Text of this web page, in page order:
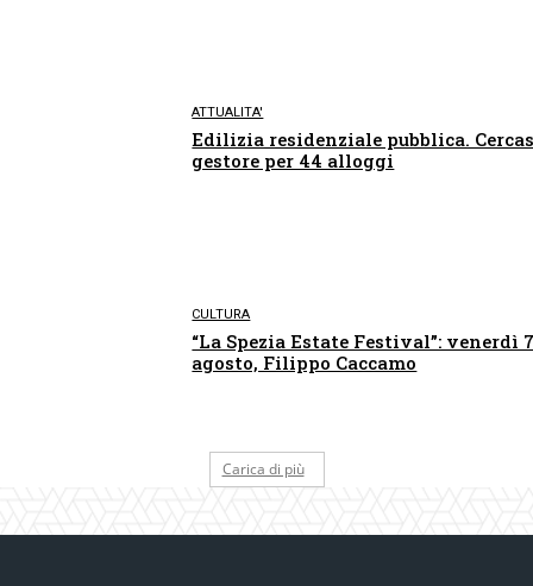
ATTUALITA'
Edilizia residenziale pubblica.
gestore per 44 alloggi
CULTURA
“La Spezia Estate Festival”: venerdì
agosto, Filippo Caccamo
Carica di più